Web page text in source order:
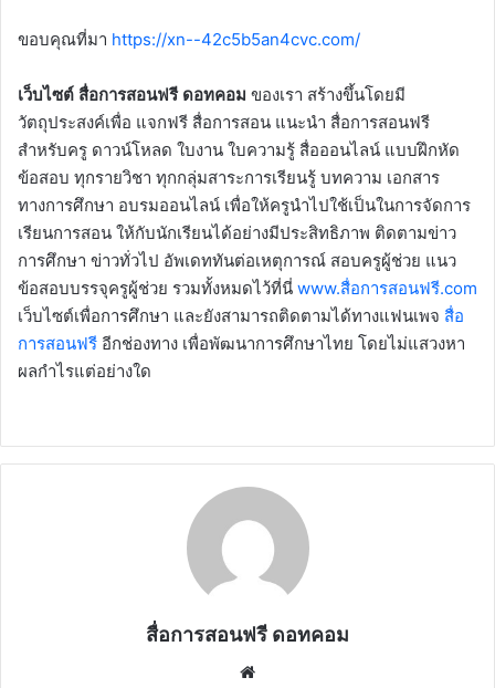
ขอบคุณที่มา https://xn--42c5b5an4cvc.com/
เว็บไซต์ สื่อการสอนฟรี ดอทคอม ของเรา สร้างขึ้นโดยมี
วัตถุประสงค์เพื่อ แจกฟรี สื่อการสอน แนะนำ สื่อการสอนฟรี
สำหรับครู ดาวน์โหลด ใบงาน ใบความรู้ สื่อออนไลน์ แบบฝึกหัด
ข้อสอบ ทุกรายวิชา ทุกกลุ่มสาระการเรียนรู้ บทความ เอกสาร
ทางการศึกษา อบรมออนไลน์ เพื่อให้ครูนำไปใช้เป็นในการจัดการ
เรียนการสอน ให้กับนักเรียนได้อย่างมีประสิทธิภาพ ติดตามข่าว
การศึกษา ข่าวทั่วไป อัพเดททันต่อเหตุการณ์ สอบครูผู้ช่วย แนว
ข้อสอบบรรจุครูผู้ช่วย รวมทั้งหมดไว้ที่นี่ www.สื่อการสอนฟรี.com
เว็บไซต์เพื่อการศึกษา และยังสามารถติดตามได้ทางแฟนเพจ สื่อ
การสอนฟรี อีกช่องทาง เพื่อพัฒนาการศึกษาไทย โดยไม่แสวงหา
ผลกำไรแต่อย่างใด
สื่อการสอนฟรี ดอทคอม